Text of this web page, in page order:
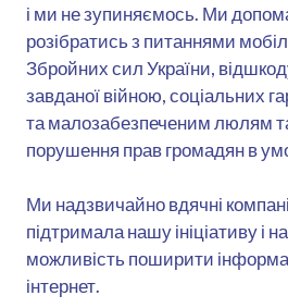
і ми не зупиняємось. Ми
розібратись з питаннями
Збройних сил України,
завданої війною, соціальних
та малозабезпеченим люлям
порушення прав громадян в
Ми надзвичайно вдячні
підтримала нашу ініціативу і
можливість поширити
інтернет.